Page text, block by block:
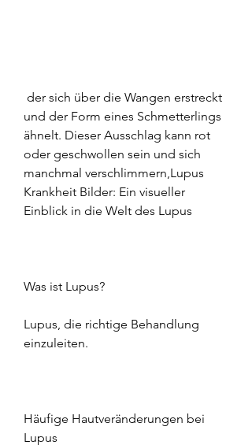
und der Form eines Schmetterlings
ähnelt. Dieser Ausschlag kann rot
oder geschwollen sein und sich
manchmal verschlimmern,Lupus
Krankheit Bilder: Ein visueller
Einblick in die Welt des Lupus
Was ist Lupus?
Lupus, die richtige Behandlung
einzuleiten.
Häufige Hautveränderungen bei
Lupus